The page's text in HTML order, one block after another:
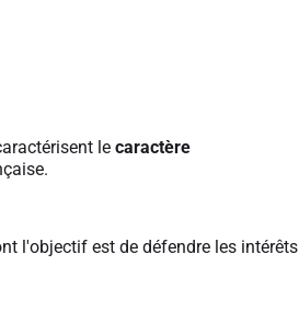
le caractère
l'objectif est de défendre les intérêts